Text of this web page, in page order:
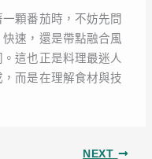
顆番茄時，不妨先問
速，還是帶點融合風
這也正是料理最迷人
而是在理解食材與技
NEXT